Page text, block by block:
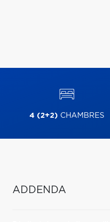
4 (2+2)CHAMBRES
ADDENDA